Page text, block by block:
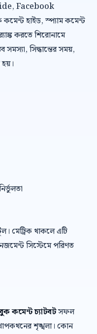
Facebook
হাইড, স্প্যাম কমেন্ট
করতে শিরোনামে
সমস্যা, সিদ্ধান্তের সময়,
মেট্রিক থাকলে এটি
সিস্টেমে পরিণত
কমেন্ট চ্যাটবটসফল
শৃঙ্খলা। কোন